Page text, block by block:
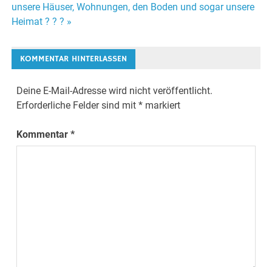
unsere Häuser, Wohnungen, den Boden und sogar unsere
Heimat ? ? ? »
KOMMENTAR HINTERLASSEN
Deine E-Mail-Adresse wird nicht veröffentlicht.
Erforderliche Felder sind mit* markiert
Kommentar*